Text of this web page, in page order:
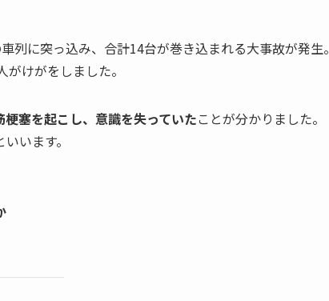
に突っ込み、合計14台が巻き込まれる大事故が発生。
けがをしました。
塞を起こし、意識を失っていたことが分かりました。
います。